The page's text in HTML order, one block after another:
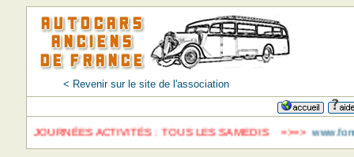
< Revenir sur le site de l'association
JOURNÉES ACTIVITÉS : TOUS LES SAMEDIS =>=>